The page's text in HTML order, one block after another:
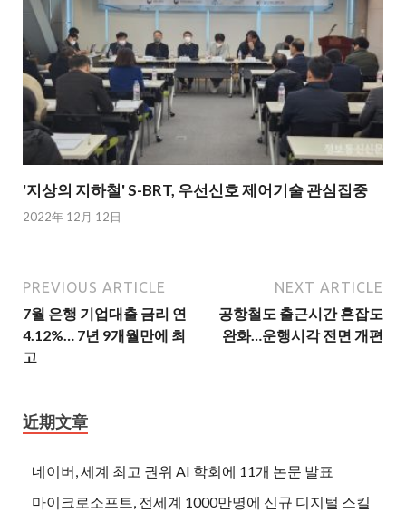
'지상의 지하철' S-BRT, 우선신호 제어기술 관심집중
2022年 12月 12日
PREVIOUS ARTICLE
7월 은행 기업대출 금리 연
4.12%… 7년 9개월만에 최
고
NEXT ARTICLE
공항철도 출근시간 혼잡도
완화…운행시각 전면 개편
近期文章
네이버, 세계 최고 권위 AI 학회에 11개 논문 발표
마이크로소프트, 전세계 1000만명에 신규 디지털 스킬